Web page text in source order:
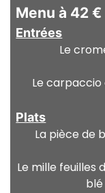
Menu à 42 €
Entrées
Le
Le carpaccio
Plats
La pièce de
Le mille feuilles
blé